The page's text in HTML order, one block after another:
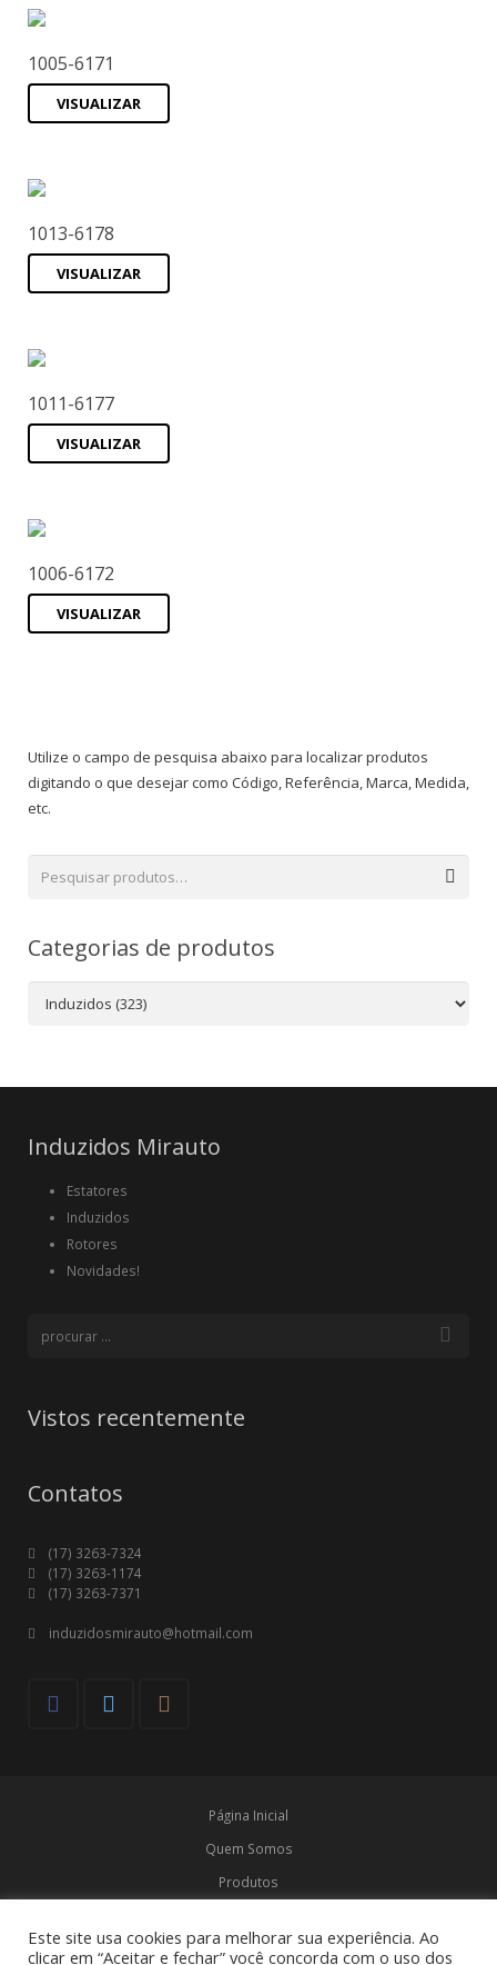
1005-6171
VISUALIZAR
1013-6178
VISUALIZAR
1011-6177
VISUALIZAR
1006-6172
VISUALIZAR
Utilize o campo de pesquisa abaixo para localizar produtos
digitando o que desejar como Código, Referência, Marca, Medida,
etc.
Categorias de produtos
Induzidos Mirauto
Estatores
Induzidos
Rotores
Novidades!
Vistos recentemente
Contatos
(17) 3263-7324
(17) 3263-1174
(17) 3263-7371
induzidosmirauto@hotmail.com
Página Inicial
Quem Somos
Produtos
Contato
Este site usa cookies para melhorar sua experiência. Ao
clicar em “Aceitar e fechar” você concorda com o uso dos